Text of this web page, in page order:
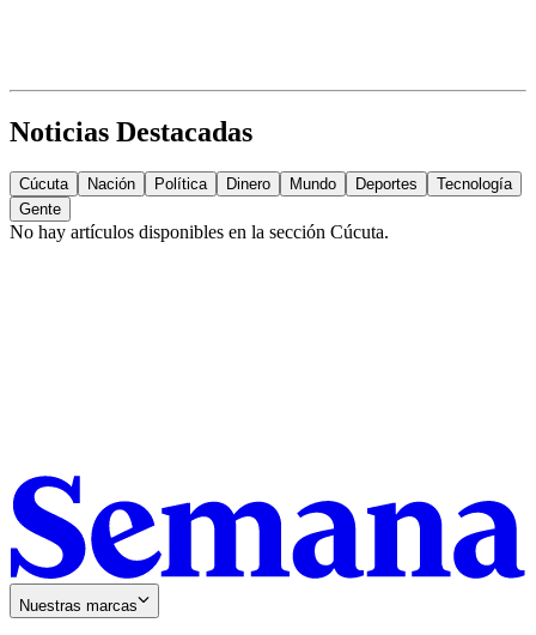
Noticias Destacadas
Cúcuta Nación Política Dinero Mundo Deportes
Tecnología
Gente
No hay artículos disponibles en la sección Cúcuta.
Nuestras marcas